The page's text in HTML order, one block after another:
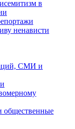
в
ненависти
СМИ и
общественные